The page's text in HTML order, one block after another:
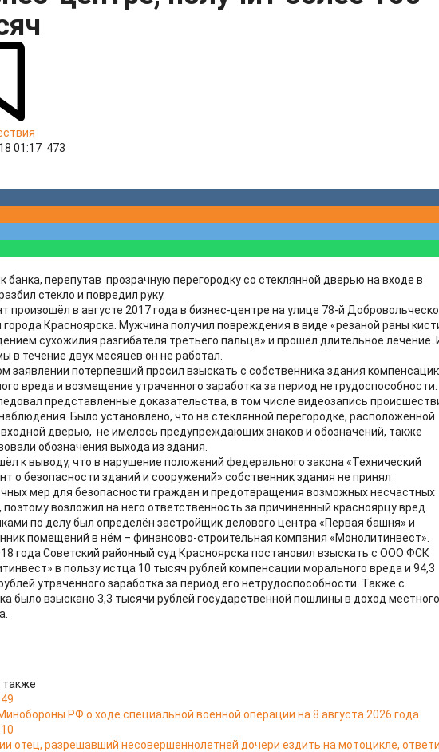
01:17 473
банка, перепутав прозрачную перегородку со стеклянной дверью на входе в
стекло и повредил руку.
произошёл в августе 2017 года в бизнес-центре на улице 78-й
города Красноярска. Мужчина получил повреждения в виде «резаной раны
сухожилия разгибателя третьего пальца» и прошёл длительное лечение.
в течение двух месяцев он не работал.
заявлении потерпевший просил взыскать с собственника здания
вреда и возмещение утраченного заработка за период нетрудоспособности.
представленные доказательства, в том числе видеозапись
Было установлено, что на стеклянной перегородке, расположенной
дверью, не имелось предупреждающих знаков и обозначений, также
обозначения выхода из здания.
к выводу, что в нарушение положений федерального закона «Технический
о безопасности зданий и сооружений» собственник здания не принял
мер для безопасности граждан и предотвращения возможных несчастных
поэтому возложил на него ответственность за причинённый красноярцу вред.
по делу был определён застройщик делового центра «Первая башня» и
помещений в нём – финансово-строительная компания «Монолитинвест».
года Советский районный суд Красноярска постановил взыскать с ООО ФСК
в пользу истца 10 тысяч рублей компенсации морального вреда и 94,3
утраченного заработка за период его нетрудоспособности. Также с
было взыскано 3,3 тысячи рублей государственной пошлины в доход местного
также
РФ о ходе специальной военной операции на 8 августа 2026 года
отец, разрешавший несовершеннолетней дочери ездить на мотоцикле,